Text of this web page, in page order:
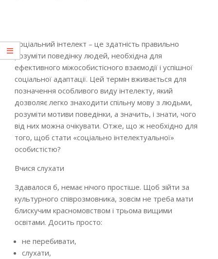
Соціальний інтелект – це здатність правильно
розуміти поведінку людей, необхідна для
ефективного міжособистісного взаємодії і успішної
соціальної адаптації. Цей термін вживається для
позначення особливого виду інтелекту, який
дозволяє легко знаходити спільну мову з людьми,
розуміти мотиви поведінки, а значить, і знати, чого
від них можна очікувати. Отже, що ж необхідно для
того, щоб стати «соціально інтелектуальної»
особистістю?
Вчися слухати
Здавалося б, немає нічого простіше. Щоб зійти за
культурного співрозмовника, зовсім не треба мати
блискучим красномовством і трьома вищими
освітами. Досить просто:
не перебивати,
слухати,